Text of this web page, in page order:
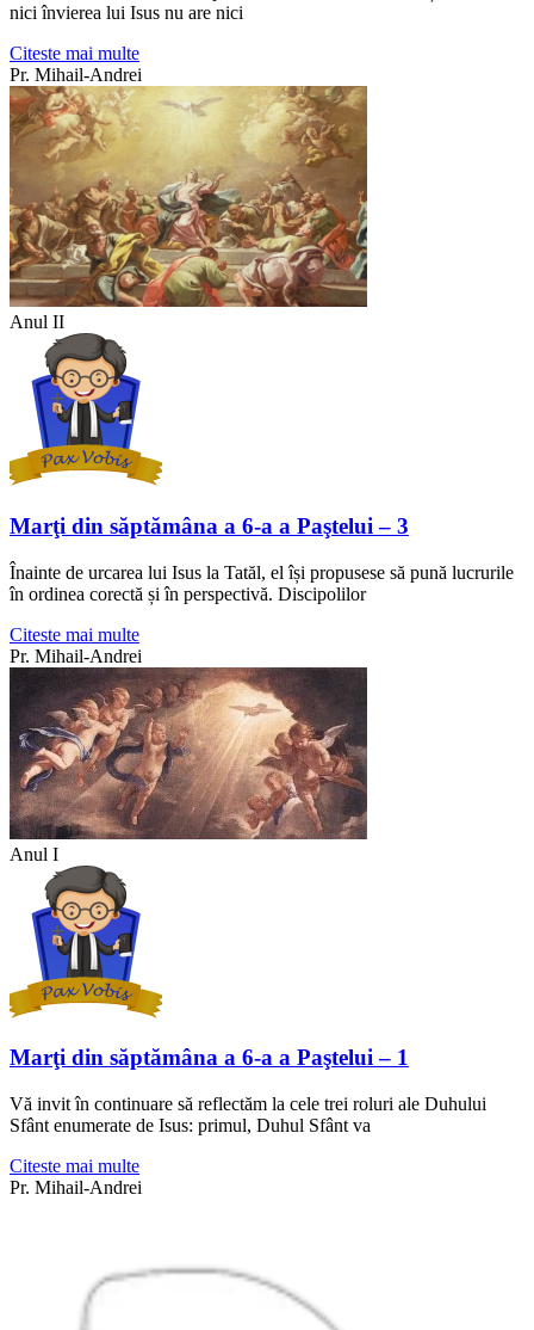
nici învierea lui Isus nu are nici
Citeste mai multe
Pr. Mihail-Andrei
Anul II
Marţi din săptămâna a 6-a a Paştelui – 3
Înainte de urcarea lui Isus la Tatăl, el își propusese să pună lucrurile
în ordinea corectă și în perspectivă. Discipolilor
Citeste mai multe
Pr. Mihail-Andrei
Anul I
Marţi din săptămâna a 6-a a Paştelui – 1
Vă invit în continuare să reflectăm la cele trei roluri ale Duhului
Sfânt enumerate de Isus: primul, Duhul Sfânt va
Citeste mai multe
Pr. Mihail-Andrei